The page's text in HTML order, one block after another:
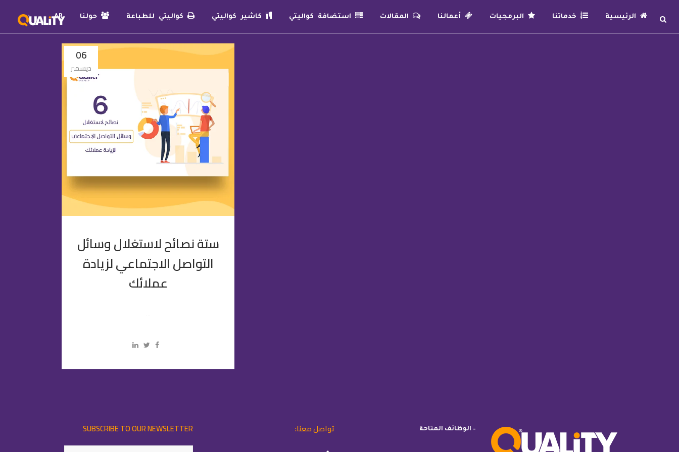
الرئيسية خدماتنا البرمجيات أعمالنا المقالات استضافة كواليتي كاشير كواليتي كواليتي للطباعة حولنا AR
06
ديسمبر
ستة نصائح لاستغلال وسائل
التواصل الاجتماعي لزيادة
عملائك
...
– الوظائف المتاحة تواصل معنا: SUBSCRIBE TO OUR NEWSLETTER